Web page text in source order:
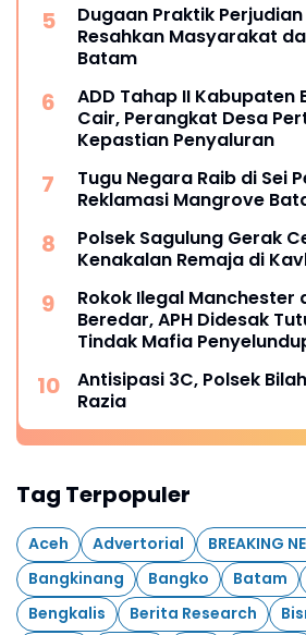
Dugaan Praktik
Resahkan Masyarakat
Batam
ADD Tahap II Kabupaten
Cair, Perangkat Desa
Kepastian Penyaluran
Tugu Negara Raib di Sei
Reklamasi Mangrove
Polsek Sagulung Gerak
Kenakalan Remaja di
Rokok Ilegal Manchester
Beredar, APH Didesak
Tindak Mafia
Antisipasi 3C, Polsek
Razia
Tag Terpopuler
Aceh Advertorial BREAKING
Bangkinang
Bangko Batam
Bengkalis
Berita Research